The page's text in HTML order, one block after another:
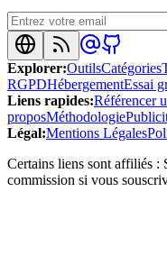
Explorer:OutilsCatégories
RGPDHébergementEssai
Liens rapides:Référencer
proposMéthodologie
Légal:Mentions Légales
Certains liens sont affiliés :
commission si vous